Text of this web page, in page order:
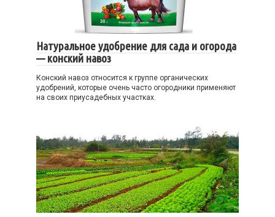
Натуральное удобрение для сада и огорода
— конский навоз
Конский навоз относится к группе органических
удобрений, которые очень часто огородники применяют
на своих приусадебных участках.